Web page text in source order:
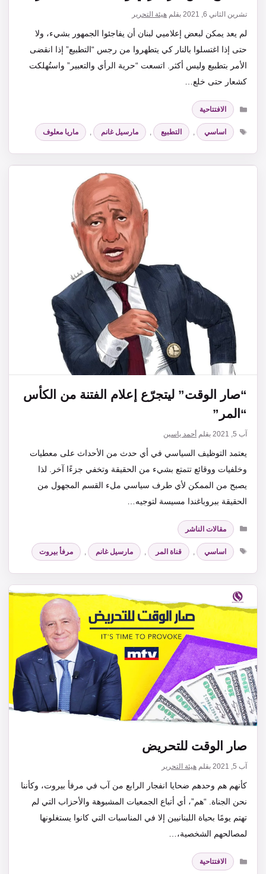
تشرين الثاني 6, 2021 بقلم هيئة التحرير
لم يعد يمكن لبعض إعلاميي لبنان أن يفاجئوا الجمهور بشيء، ولا
حتى إذا اغتسلوا بالنار كي يتطهروا من رجس “التطبيع” إذا انقضى
الأمر بتطبيع وليس أكثر. اتسعت “حرية الرأي والتعبير” واستُهلكت
كشعار حتى خلع…
التصنيفات
الافتتاحية
الوسوم
اساسي , التطبيع , مارسيل غانم , ماريا معلوف
“صار الوقت” ليتجرّع إعلام الفتنة من الكأس
“المر”
آب 5, 2021 بقلم أحمد ياسين
يعتمد التوظيف السياسي في أي حدث من الأحداث على معطيات
وخلفيات ووقائع تتمتع بشيء من الحقيقة وتخفي جزءًا آخر. لذا
يصبح من الممكن لأي طرف سياسي ملء القسم المجهول من
الحقيقة ببروباغندا مسيسة لتوجيه…
التصنيفات
مقالات الناشر
الوسوم
اساسي قناة المر مارسيل غانم مرفأ بيروت
صار الوقت للتحريض
آب 5, 2021 بقلم هيئة التحرير
كأنهم هم وحدهم ضحايا انفجار الرابع من آب في مرفأ بيروت، وكأننا
نحن الجناة. “هم”، أي أتباع الجمعيات المشبوهة والأحزاب التي لم
تهتم يومًا بحياة اللبنانيين إلا في المناسبات التي كانوا يستغلونها
لمصالحهم الشخصية،…
التصنيفات
الافتتاحية